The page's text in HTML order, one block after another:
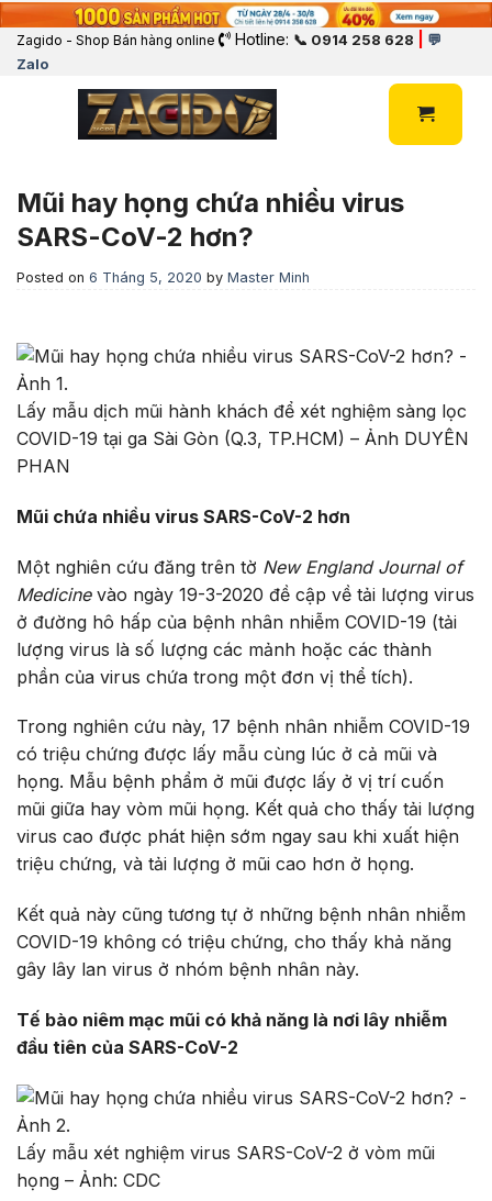
Zagido - Shop Bán hàng online Hotline: 📞 0914 258 628
💬
Zalo
Mũi hay họng chứa nhiều virus
SARS-CoV-2 hơn?
Posted on 6 Tháng 5, 2020 by Master Minh
Lấy mẫu dịch mũi hành khách để xét nghiệm sàng lọc
COVID-19 tại ga Sài Gòn (Q.3, TP.HCM) – Ảnh DUYÊN
PHAN
Mũi chứa nhiều virus SARS-CoV-2 hơn
Một nghiên cứu đăng trên tờ New England Journal of
Medicinevào ngày 19-3-2020 đề cập về tải lượng virus
ở đường hô hấp của bệnh nhân nhiễm COVID-19 (tải
lượng virus là số lượng các mảnh hoặc các thành
phần của virus chứa trong một đơn vị thể tích).
Trong nghiên cứu này, 17 bệnh nhân nhiễm COVID-19
có triệu chứng được lấy mẫu cùng lúc ở cả mũi và
họng. Mẫu bệnh phẩm ở mũi được lấy ở vị trí cuốn
mũi giữa hay vòm mũi họng. Kết quả cho thấy tải lượng
virus cao được phát hiện sớm ngay sau khi xuất hiện
triệu chứng, và tải lượng ở mũi cao hơn ở họng.
Kết quả này cũng tương tự ở những bệnh nhân nhiễm
COVID-19 không có triệu chứng, cho thấy khả năng
gây lây lan virus ở nhóm bệnh nhân này.
Tế bào niêm mạc mũi có khả năng là nơi lây nhiễm
đầu tiên của SARS-CoV-2
Lấy mẫu xét nghiệm virus SARS-CoV-2 ở vòm mũi
họng – Ảnh: CDC